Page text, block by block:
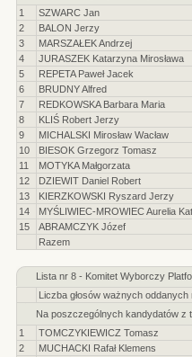
1
SZWARC Jan
2
BALON Jerzy
3
MARSZAŁEK Andrzej
4
JURASZEK Katarzyna Mirosława
5
REPETA Paweł Jacek
6
BRUDNY Alfred
7
REDKOWSKA Barbara Maria
8
KLIŚ Robert Jerzy
9
MICHALSKI Mirosław Wacław
10
BIESOK Grzegorz Tomasz
11
MOTYKA Małgorzata
12
DZIEWIT Daniel Robert
13
KIERZKOWSKI Ryszard Jerzy
14
MYŚLIWIEC-MROWIEC Aurelia
15
ABRAMCZYK Józef
Razem
Lista nr 8 - Komitet Wyborczy
Liczba głosów ważnych oddanych
Na poszczególnych kandydatów z
1
TOMCZYKIEWICZ Tomasz
2
MUCHACKI Rafał Klemens